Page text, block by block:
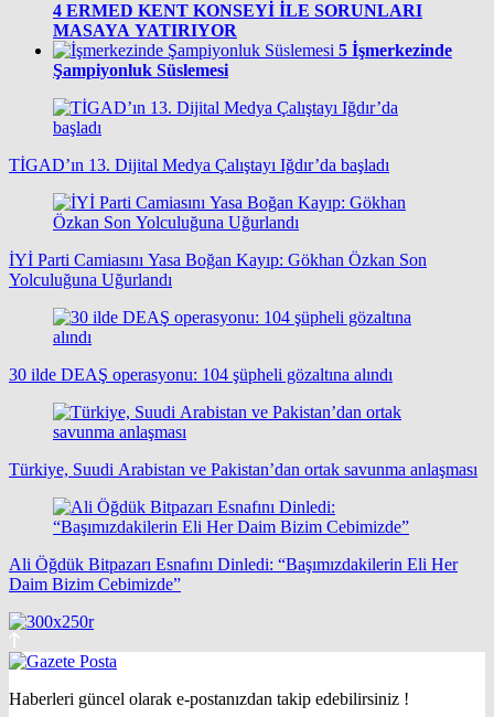
4 ERMED KENT KONSEYİ İLE SORUNLARI
MASAYA YATIRIYOR
5 İşmerkezinde
Şampiyonluk Süslemesi
TİGAD’ın 13. Dijital Medya Çalıştayı Iğdır’da başladı
İYİ Parti Camiasını Yasa Boğan Kayıp: Gökhan Özkan Son
Yolculuğuna Uğurlandı
30 ilde DEAŞ operasyonu: 104 şüpheli gözaltına alındı
Türkiye, Suudi Arabistan ve Pakistan’dan ortak savunma anlaşması
Ali Öğdük Bitpazarı Esnafını Dinledi: “Başımızdakilerin Eli Her
Daim Bizim Cebimizde”
Haberleri güncel olarak e-postanızdan takip edebilirsiniz !